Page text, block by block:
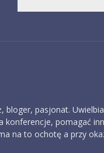
bloger, pasjonat.
konferencje, pomagać
na to ochotę a przy